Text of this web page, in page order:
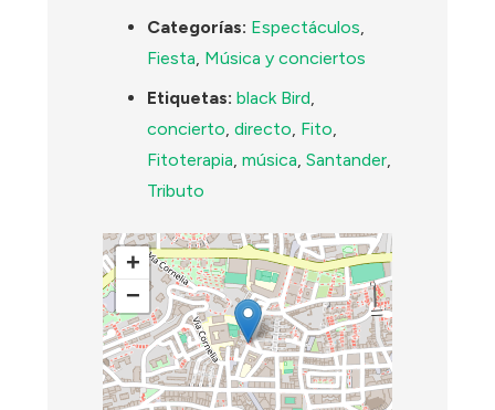
Categorías: Espectáculos,
Fiesta, Música y conciertos
Etiquetas: black Bird,
concierto,directo, Fito,
Fitoterapia,música,Santander,
Tributo
+
−